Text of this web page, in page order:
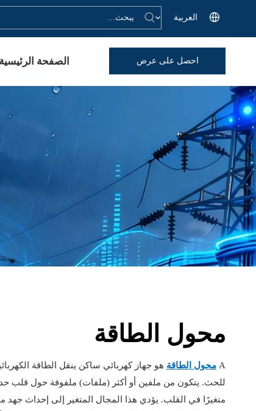
العربية
الصفحة الرئيسية احصل على عرض
أسعار
محول الطاقة
A محول الطاقة هو جهاز كهربائي ساكن ينقل الطاقة
للحث. يتكون من ملفين أو أكثر (ملفات) ملفوفة حول قلب
متغيرًا في القلب. يؤدي هذا المجال المتغير إلى إحداث جهد